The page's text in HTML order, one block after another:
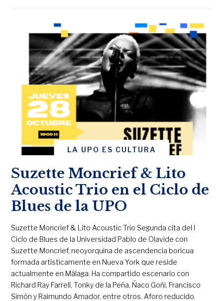
LA UPO ES CULTURA
Suzette Moncrief & Lito
Acoustic Trio en el Ciclo de
Blues de la UPO
Suzette Moncrief & Lito Acoustic Trio Segunda cita del I
Ciclo de Blues de la Universidad Pablo de Olavide con
Suzette Moncrief, neoyorquina de ascendencia boricua
formada artísticamente en Nueva York que reside
actualmente en Málaga. Ha compartido escenario con
Richard Ray Farrell, Tonky de la Peña, Ñaco Goñi, Francisco
Simón y Raimundo Amador, entre otros. Aforo reducido.